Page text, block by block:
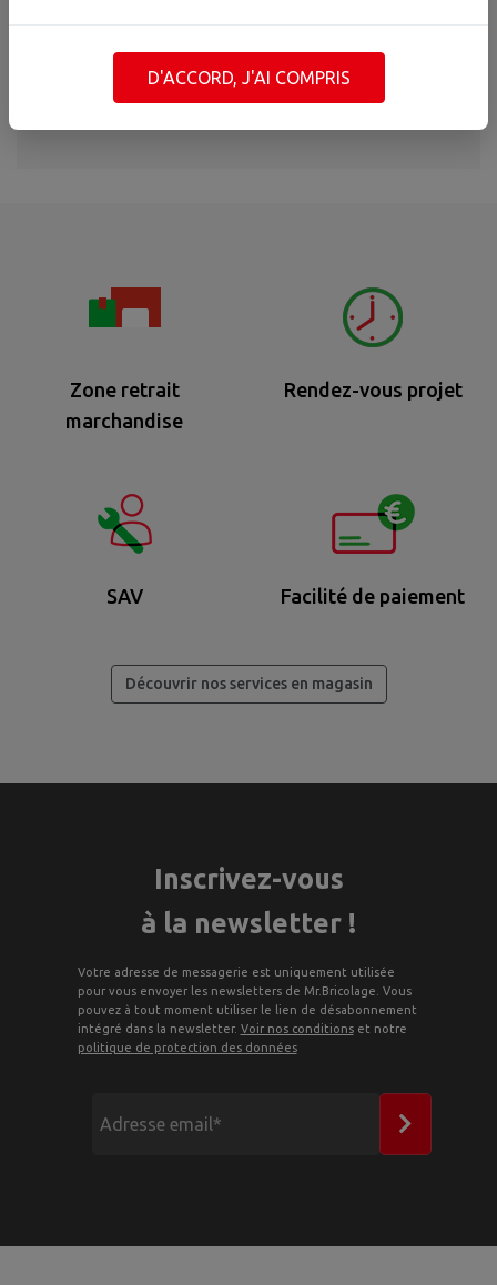
Drive en magasin à Mr.Bricolage Petit Manoir uniquement : de
9h à 15h,2 jours après votre commande(hors week-end)
Zone retrait
marchandise
Rendez-vous projet
SAV Facilité de paiement
Découvrir nos services en magasin
Inscrivez-vous
à la newsletter !
Votre adresse de messagerie est uniquement utilisée
pour vous envoyer les newsletters de Mr.Bricolage. Vous
pouvez à tout moment utiliser le lien de désabonnement
intégré dans la newsletter. Voir nos conditionset notre
politique de protection des données
D'ACCORD, J'AI COMPRIS